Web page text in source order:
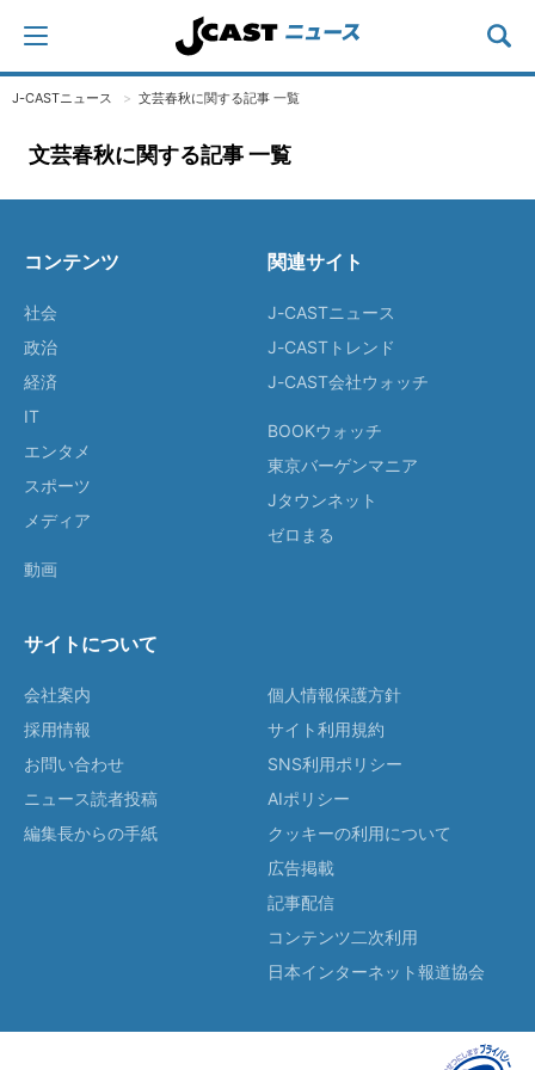
J-CASTニュース 文芸春秋に関する記事 一覧
文芸春秋に関する記事 一覧
コンテンツ
社会
政治
経済
IT
エンタメ
スポーツ
メディア
動画
関連サイト
J-CASTニュース
J-CASTトレンド
J-CAST会社ウォッチ
BOOKウォッチ
東京バーゲンマニア
Jタウンネット
ゼロまる
サイトについて
会社案内
採用情報
お問い合わせ
ニュース読者投稿
編集長からの手紙
個人情報保護方針
サイト利用規約
SNS利用ポリシー
AIポリシー
クッキーの利用について
広告掲載
記事配信
コンテンツ二次利用
日本インターネット報道協会